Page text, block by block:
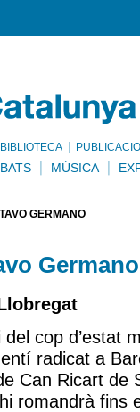
BIBLIOTECA
MÚSICA
GERMANO
Germano
cop d’estat
radicat a
Can Ricart de
romandrà fins